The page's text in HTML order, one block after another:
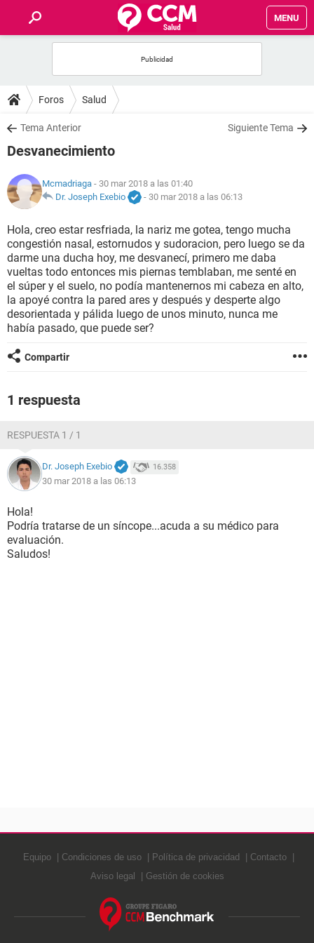
MENU
FOROS
SALUD
NUTRICIÓN
BIENESTAR
SEXUALIDAD
GLOSARIO
Foros Salud
Tema Anterior Siguiente Tema
Desvanecimiento
Mcmadriaga - 30 mar 2018 a las 01:40
Dr. Joseph Exebio
- 30 mar 2018 a las 06:13
Hola, creo estar resfriada, la nariz me gotea, tengo mucha
congestión nasal, estornudos y sudoracion, pero luego se da
darme una ducha hoy, me desvanecí, primero me daba
vueltas todo entonces mis piernas temblaban, me senté en
el súper y el suelo, no podía mantenernos mi cabeza en alto,
la apoyé contra la pared ares y después y desperte algo
desorientada y pálida luego de unos minuto, nunca me
había pasado, que puede ser?
Compartir
1 respuesta
RESPUESTA 1 / 1
Dr. Joseph Exebio 16.358
30 mar 2018 a las 06:13
Hola!
Podría tratarse de un síncope...acuda a su médico para
evaluación.
Saludos!
Equipo Condiciones de uso Política de privacidad
Contacto
Aviso legal
Gestión de cookies